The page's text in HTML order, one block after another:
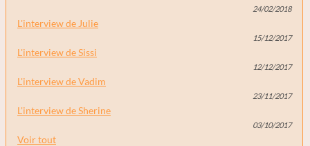
24/02/2018
L'interview de Julie
15/12/2017
L'interview de Sissi
12/12/2017
L'interview de Vadim
23/11/2017
L'interview de Sherine
03/10/2017
Voir tout